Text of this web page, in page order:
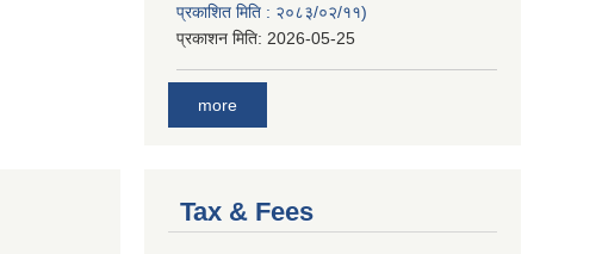
प्रकाशित मिति : २०८३/०२/११)
प्रकाशन मिति: 2026-05-25
more
Tax & Fees